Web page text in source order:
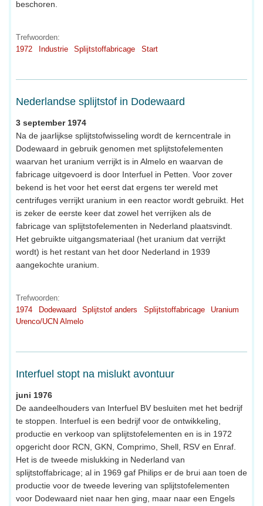
beschoren.
Trefwoorden:
1972
Industrie Splijtstoffabricage Start
Nederlandse splijtstof in Dodewaard
3 september 1974
Na de jaarlijkse splijtstofwisseling wordt de kerncentrale in
Dodewaard in gebruik genomen met splijtstofelementen
waarvan het uranium verrijkt is in Almelo en waarvan de
fabricage uitgevoerd is door Interfuel in Petten. Voor zover
bekend is het voor het eerst dat ergens ter wereld met
centrifuges verrijkt uranium in een reactor wordt gebruikt. Het
is zeker de eerste keer dat zowel het verrijken als de
fabricage van splijtstofelementen in Nederland plaatsvindt.
Het gebruikte uitgangsmateriaal (het uranium dat verrijkt
wordt) is het restant van het door Nederland in 1939
aangekochte uranium.
Trefwoorden:
1974
Dodewaard Splijtstof anders Splijtstoffabricage
Uranium
Urenco/UCN Almelo
Interfuel stopt na mislukt avontuur
juni 1976
De aandeelhouders van Interfuel BV besluiten met het bedrijf
te stoppen. Interfuel is een bedrijf voor de ontwikkeling,
productie en verkoop van splijtstofelementen en is in 1972
opgericht door RCN, GKN, Comprimo, Shell, RSV en Enraf.
Het is de tweede mislukking in Nederland van
splijtstoffabricage; al in 1969 gaf Philips er de brui aan toen de
productie voor de tweede levering van splijtstofelementen
voor Dodewaard niet naar hen ging, maar naar een Engels